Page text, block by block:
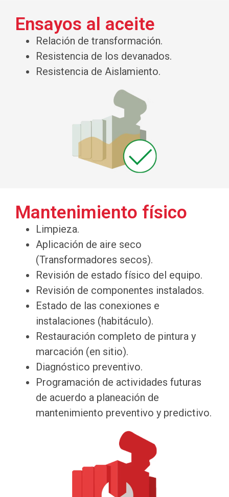
Ensayos al aceite
Relación de transformación.
Resistencia de los devanados.
Resistencia de Aislamiento.
Mantenimiento físico
Limpieza.
Aplicación de aire seco
(Transformadores secos).
Revisión de estado físico del equipo.
Revisión de componentes instalados.
Estado de las conexiones e
instalaciones (habitáculo).
Restauración completo de pintura y
marcación (en sitio).
Diagnóstico preventivo.
Programación de actividades futuras
de acuerdo a planeación de
mantenimiento preventivo y predictivo.